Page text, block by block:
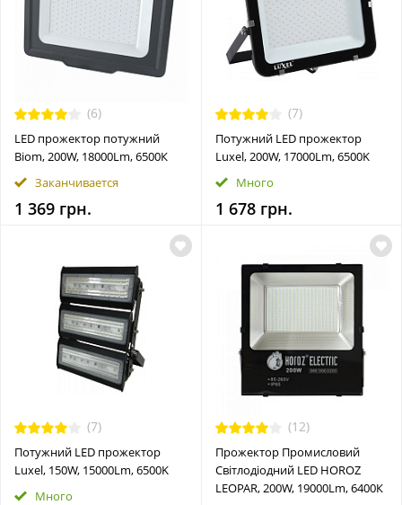
(6)
LED прожектор потужний
Biom, 200W, 18000Lm, 6500К
Заканчивается
1 369 грн.
(7)
Потужний LED прожектор
Luxel, 200W, 17000Lm, 6500K
Много
1 678 грн.
(7)
Потужний LED прожектор
Luxel, 150W, 15000Lm, 6500K
Много
(12)
Прожектор Промисловий
Cвітлодіодний LED HOROZ
LEOPAR, 200W, 19000Lm, 6400К